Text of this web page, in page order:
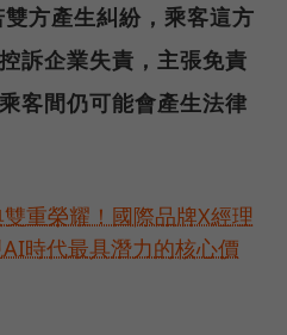
雙方產生糾紛，乘客這方
訴企業失責，主張免責
客間仍可能會產生法律
重榮耀！國際品牌X經理
時代最具潛力的核心價